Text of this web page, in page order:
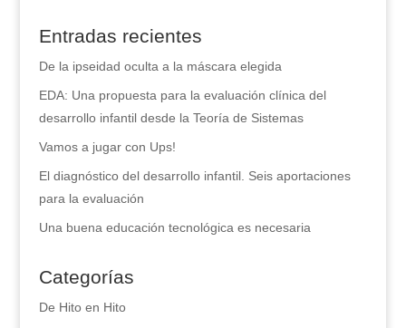
Entradas recientes
De la ipseidad oculta a la máscara elegida
EDA: Una propuesta para la evaluación clínica del
desarrollo infantil desde la Teoría de Sistemas
Vamos a jugar con Ups!
El diagnóstico del desarrollo infantil. Seis aportaciones
para la evaluación
Una buena educación tecnológica es necesaria
Categorías
De Hito en Hito